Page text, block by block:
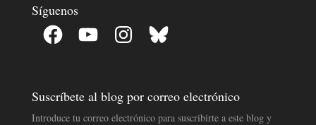
Síguenos
Facebook YouTube InstagramBluesky
Suscríbete al blog por correo electrónico
Introduce tu correo electrónico para suscribirte a este blog y